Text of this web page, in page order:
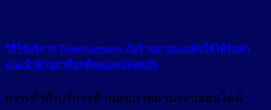
วิธีใช้บริการ Telepharmacy กับร้านยามุมเภสัชให้ได้รับคำ
แนะนำด้านยาที่ถูกต้องและปลอดภัย
การเข้าถึงบริการด้านสุขภาพผ่านระบออนไลน์